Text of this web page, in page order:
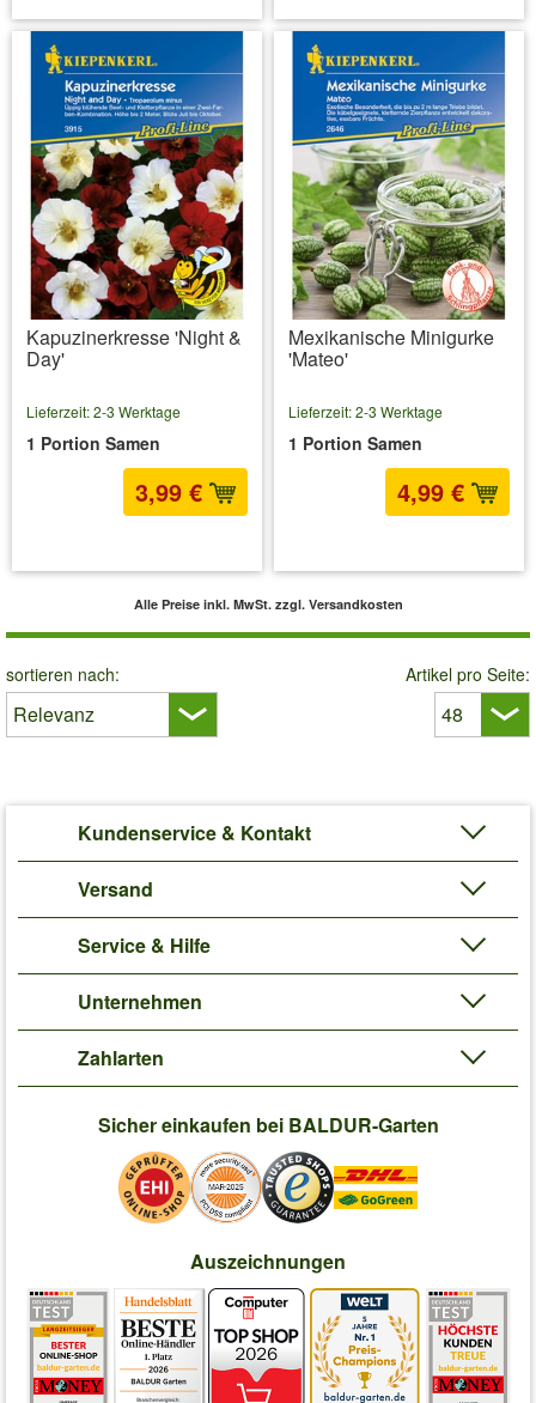
Kapuzinerkresse 'Night &
Day'
Lieferzeit: 2-3 Werktage
1 Portion Samen
3,99 €
Mexikanische Minigurke
'Mateo'
Lieferzeit: 2-3 Werktage
1 Portion Samen
4,99 €
Alle Preise inkl. MwSt. zzgl. Versandkosten
sortieren nach: Artikel pro Seite:
Kundenservice & Kontakt
Versand
Service & Hilfe
Unternehmen
Zahlarten
Sicher einkaufen bei BALDUR-Garten
Auszeichnungen